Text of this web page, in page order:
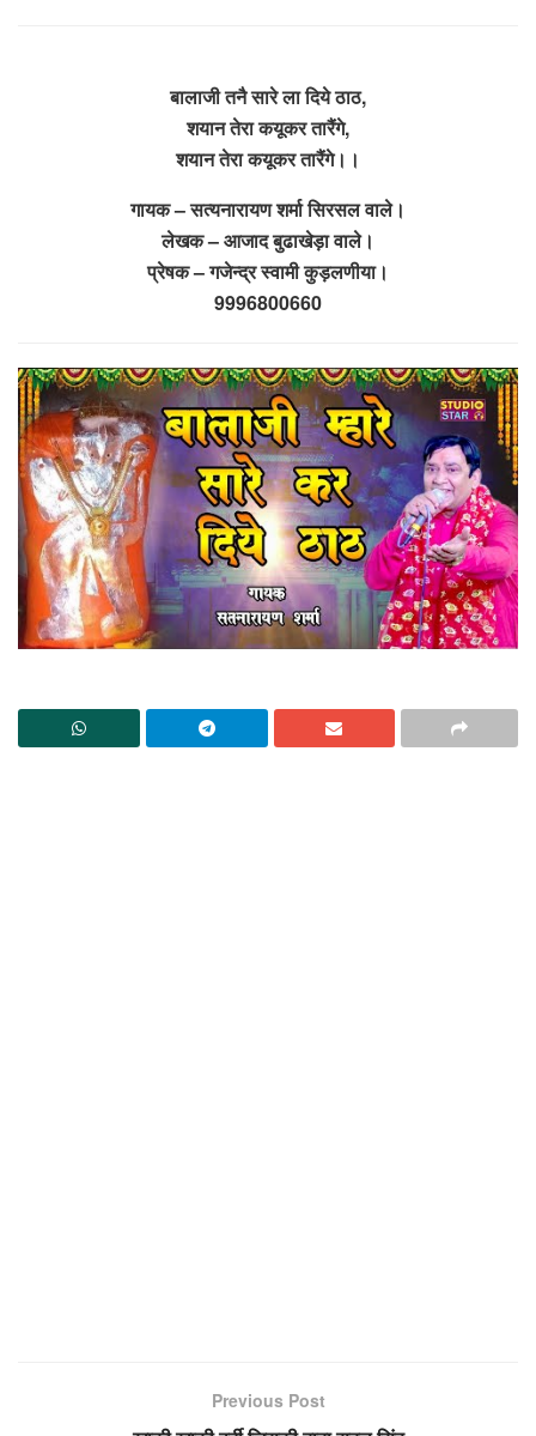
बालाजी तनै सारे ला दिये ठाठ,
शयान तेरा कयूकर तारैंगे,
शयान तेरा कयूकर तारैंगे।।
गायक – सत्यनारायण शर्मा सिरसल वाले।
लेखक – आजाद बुढाखेड़ा वाले।
प्रेषक – गजेन्द्र स्वामी कुड़लणीया।
9996800660
Previous Post